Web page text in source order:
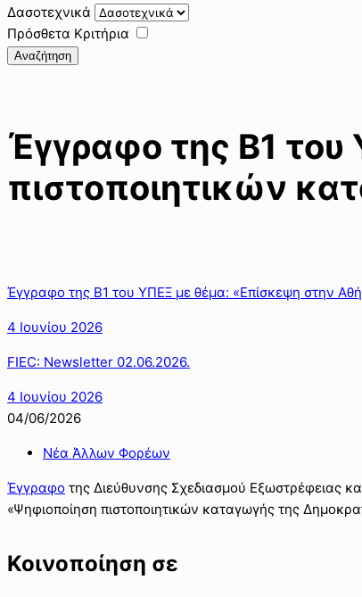
Δασοτεχνικά
Πρόσθετα Κριτήρια
Αναζήτηση
Έγγραφο της Β1
πιστοποιητικών
Έγγραφο της Β1 του ΥΠΕΞ με θέμα: «Επίσκεψη στην
4 Ιουνίου 2026
FIEC: Newsletter 02.06.2026.
4 Ιουνίου 2026
04/06/2026
Νέα Άλλων Φορέων
Έγγραφο της Διεύθυνσης Σχεδιασμού Εξωστρέφειας
«Ψηφιοποίηση πιστοποιητικών καταγωγής της
Κοινοποίηση σε